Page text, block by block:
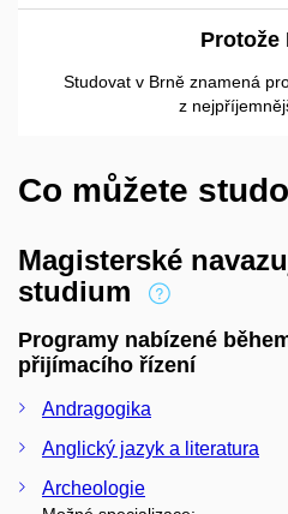
Protože
Studovat v Brně znamená
z
Co můžete
Magisterské
studium
Programy nabízené
přijímacího řízení
Andragogika
Anglický jazyk a literatura
Archeologie